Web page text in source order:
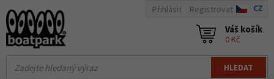
HLEDAT
Přihlásit Registrovat CZ
Váš košík
0 Kč